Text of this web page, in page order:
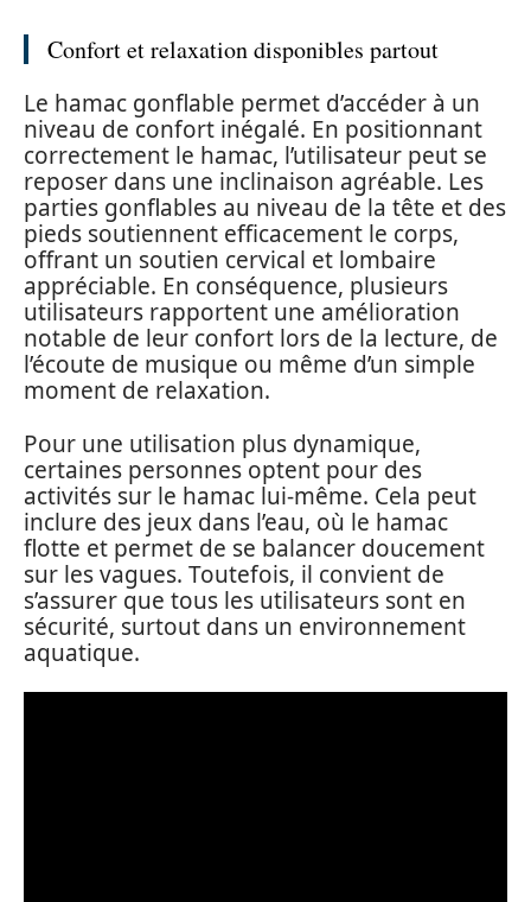
Confort et relaxation disponibles partout
Le hamac gonflable permet d’accéder à un
niveau de confort inégalé. En positionnant
correctement le hamac, l’utilisateur peut se
reposer dans une inclinaison agréable. Les
parties gonflables au niveau de la tête et des
pieds soutiennent efficacement le corps,
offrant un soutien cervical et lombaire
appréciable. En conséquence, plusieurs
utilisateurs rapportent une amélioration
notable de leur confort lors de la lecture, de
l’écoute de musique ou même d’un simple
moment de relaxation.
Pour une utilisation plus dynamique,
certaines personnes optent pour des
activités sur le hamac lui-même. Cela peut
inclure des jeux dans l’eau, où le hamac
flotte et permet de se balancer doucement
sur les vagues. Toutefois, il convient de
s’assurer que tous les utilisateurs sont en
sécurité, surtout dans un environnement
aquatique.